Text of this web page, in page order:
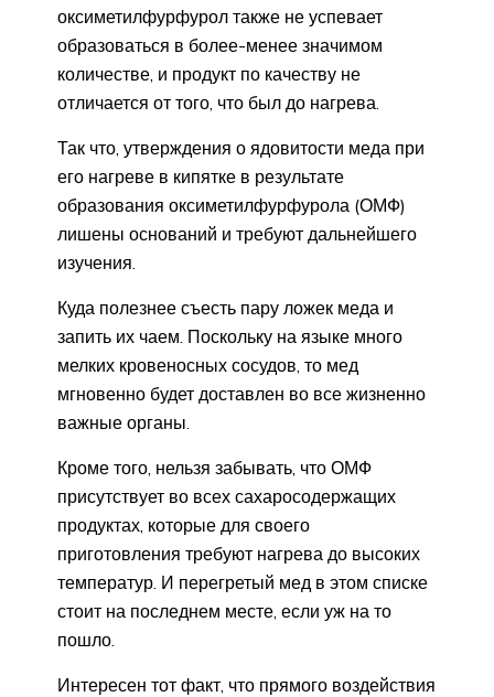
оксиметилфурфурол также не успевает
образоваться в более-менее значимом
количестве, и продукт по качеству не
отличается от того, что был до нагрева.
Так что, утверждения о ядовитости меда при
его нагреве в кипятке в результате
образования оксиметилфурфурола (ОМФ)
лишены оснований и требуют дальнейшего
изучения.
Куда полезнее съесть пару ложек меда и
запить их чаем. Поскольку на языке много
мелких кровеносных сосудов, то мед
мгновенно будет доставлен во все жизненно
важные органы.
Кроме того, нельзя забывать, что ОМФ
присутствует во всех сахаросодержащих
продуктах, которые для своего
приготовления требуют нагрева до высоких
температур. И перегретый мед в этом списке
стоит на последнем месте, если уж на то
пошло.
Интересен тот факт, что прямого воздействия